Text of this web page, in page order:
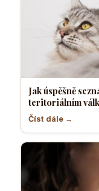
Jak úspěšně
teritoriálním
Číst dále →